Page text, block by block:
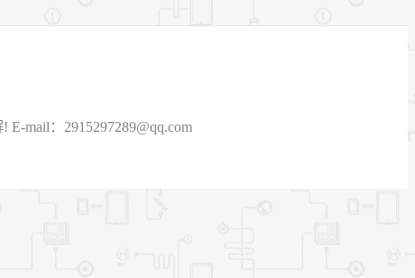
mail：2915297289@qq.com